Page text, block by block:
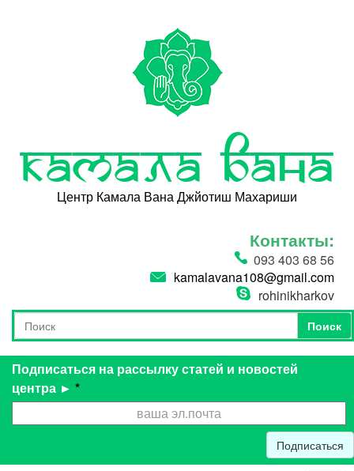
Камала Вана
Центр Камала Вана Джйотиш Махариши
Контакты:
093 403 68 56
kamalavana108@gmail.com
rohinikharkov
Форма поиска
Поиск
Поиск
Подписаться на рассылку статей и новостей
центра ► *
Подписаться